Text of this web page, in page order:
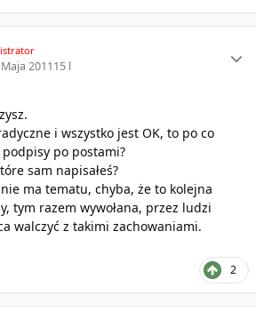
201115 l
i wszystko jest OK, to po co
po postami?
sam napisałeś?
ma tematu, chyba, że to kolejna
tym razem wywołana, przez ludzi
walczyć z takimi zachowaniami.
2